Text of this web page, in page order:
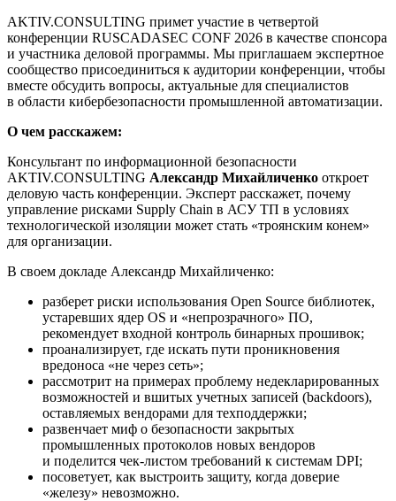
AKTIV.CONSULTING примет участие в четвертой
конференции RUSCADASEC CONF 2026 в качестве спонсора
и участника деловой программы. Мы приглашаем экспертное
сообщество присоединиться к аудитории конференции, чтобы
вместе обсудить вопросы, актуальные для специалистов
в области кибербезопасности промышленной автоматизации.
О чем расскажем:
Консультант по информационной безопасности
AKTIV.CONSULTING Александр Михайличенко откроет
деловую часть конференции. Эксперт расскажет, почему
управление рисками Supply Chain в АСУ ТП в условиях
технологической изоляции может стать «троянским конем»
для организации.
В своем докладе Александр Михайличенко:
разберет риски использования Open Source библиотек,
устаревших ядер OS и «непрозрачного» ПО,
рекомендует входной контроль бинарных прошивок;
проанализирует, где искать пути проникновения
вредоноса «не через сеть»;
рассмотрит на примерах проблему недекларированных
возможностей и вшитых учетных записей (backdoors),
оставляемых вендорами для техподдержки;
развенчает миф о безопасности закрытых
промышленных протоколов новых вендоров
и поделится чек-листом требований к системам DPI;
посоветует, как выстроить защиту, когда доверие
«железу» невозможно.